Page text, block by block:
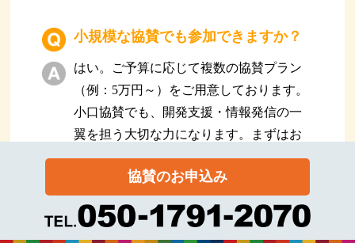
小規模な協賛でも参加できますか？
はい。ご予算に応じて複数の協賛プラン
（例：5万円～）をご用意しております。
小口協賛でも、開発支援・情報発信の一
翼を担う大切な力になります。まずはお
気軽にお問い合わせください。
協賛のお申込み